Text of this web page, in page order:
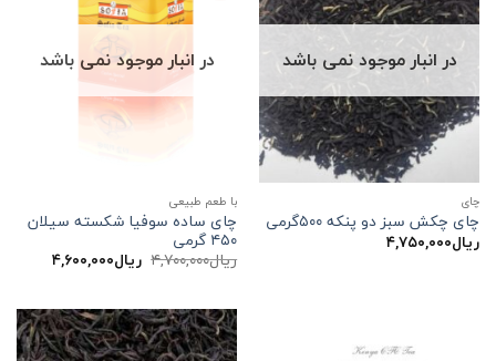
در انبار موجود نمی باشد
چاي
چای چکش سبز دو پنکه ۵۰۰گرمی
ریال۴,۷۵۰,۰۰۰
در انبار موجود نمی باشد
با طعم طبیعی
چای ساده سوفیا شکسته سیلان
۴۵۰ گرمی
ریال۴,۷۰۰,۰۰۰ قیمت
اصلی:
ریال۴,۶۰۰,۰۰۰قیمت
فعلی: